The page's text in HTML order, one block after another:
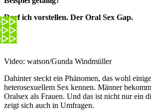
Darf ich vorstellen. Der Oral Sex Gap.
Video: watson/Gunda Windmüller
Dahinter steckt ein Phänomen, das wohl
heterosexuellem Sex kennen. Männer
Oralsex als Frauen. Und das ist nicht nur ein
zeigt sich auch in Umfragen.